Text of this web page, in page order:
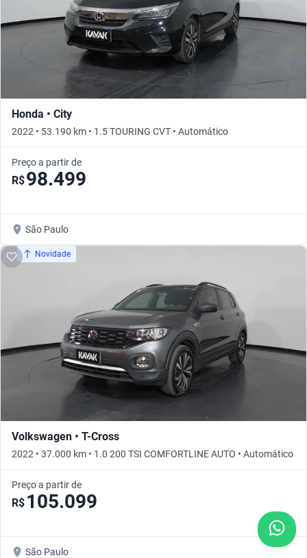
Honda • City
2022 • 53.190 km • 1.5 TOURING CVT • Automático
Preço a partir de
R$98.499
São Paulo
Novidade
Volkswagen • T-Cross
2022 • 37.000 km • 1.0 200 TSI COMFORTLINE AUTO • Automático
Preço a partir de
R$ 105.099
São Paulo